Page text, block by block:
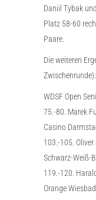
Daniil Tybak
Platz 58-60
Paare.
Die weiteren
Zwischenrunde):
WDSF Open
75.-80. Marek
Casino
103.-105.
Schwarz-Weiß-
119.-120.
Orange